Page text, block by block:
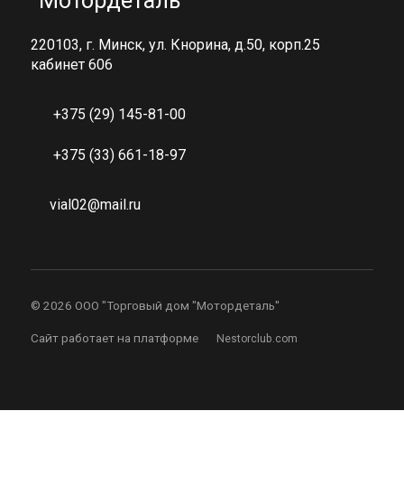
220103, г. Минск, ул. Кнорина, д.50, корп.25
кабинет 606
+375 (29) 145-81-00
+375 (33) 661-18-97
vial02@mail.ru
© 2026 ООО "Торговый дом "Мотордеталь"
Сайт работает на платформе Nestorclub.com